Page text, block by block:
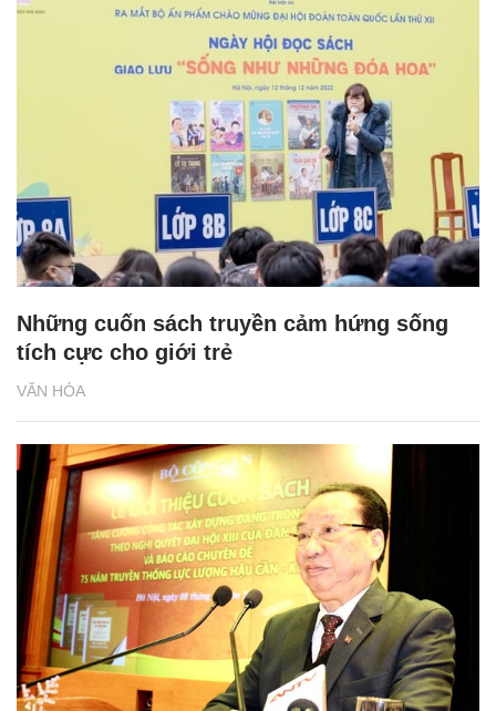
VĂN HÓA
Những cuốn sách truyền cảm hứng sống
tích cực cho giới trẻ